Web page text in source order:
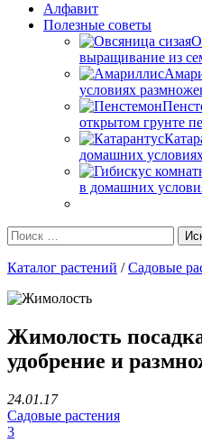
Алфавит
Полезные советы
выращивание из
условиях
открытом грунте
домашних
в домашних
Каталог растений /Садовые
Жимолость
удобрение и
24.01.17
Садовые растения
3